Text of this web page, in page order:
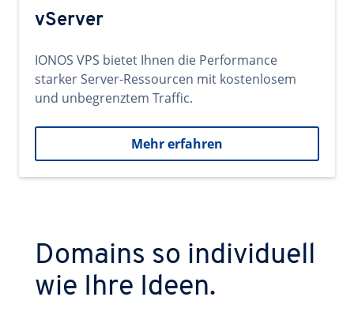
vServer
IONOS VPS bietet Ihnen die Performance
starker Server-Ressourcen mit kostenlosem
und unbegrenztem Traffic.
Mehr erfahren
Domains so individuell
wie Ihre Ideen.